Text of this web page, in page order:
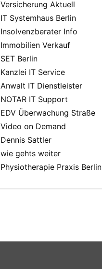
Versicherung Aktuell
IT Systemhaus Berlin
Insolvenzberater Info
Immobilien Verkauf
SET Berlin
Kanzlei IT Service
Anwalt IT Dienstleister
NOTAR IT Support
EDV Überwachung Straße
Video on Demand
Dennis Sattler
wie gehts weiter
Physiotherapie Praxis Berlin